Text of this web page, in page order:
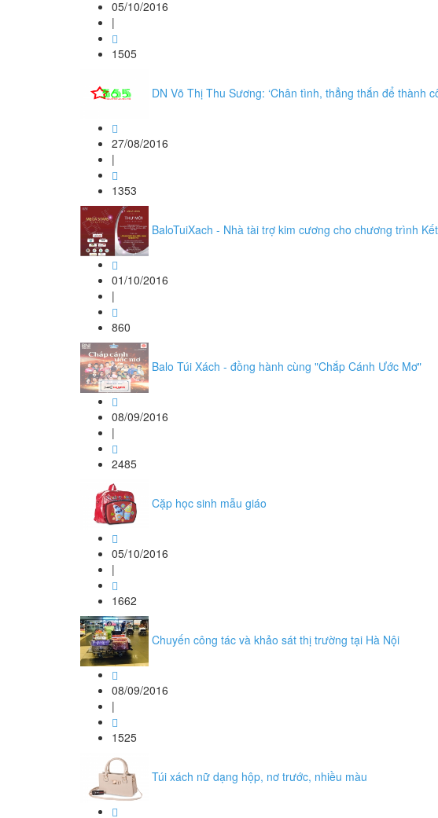
05/10/2016
|
1505
DN Võ Thị Thu Sương: ‘Chân tình, thẳng thắn để thành
27/08/2016
|
1353
BaloTuiXach - Nhà tài trợ kim cương cho chương trình
01/10/2016
|
860
Balo Túi Xách - đồng hành cùng "Chắp Cánh Ước Mơ"
08/09/2016
|
2485
Cặp học sinh mẫu giáo
05/10/2016
|
1662
Chuyến công tác và khảo sát thị trường tại Hà Nội
08/09/2016
|
1525
Túi xách nữ dạng hộp, nơ trước, nhiều màu